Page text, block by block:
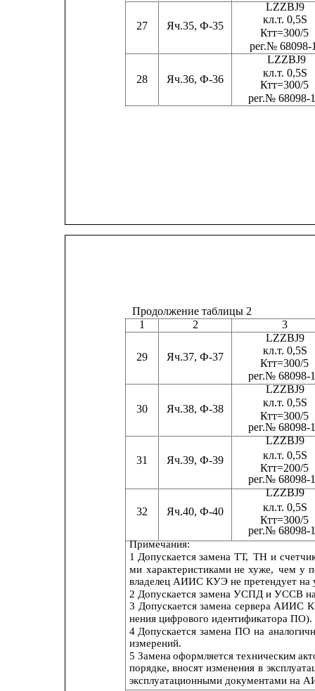
LZZBJ9
27
Яч.35, Ф-35
кл.т. 0,5S
Ктт=300/5
рег.№ 68098-
LZZBJ9
28
Яч.36, Ф-36
кл.т. 0,5S
Ктт=300/5
рег.№ 68098-
кл.т. 0,5S
Ктт=300/5
кл.т. 0,5S
Ктт=300/5
кл.т. 0,5S
Ктт=200/5
кл.т. 0,5S
Ктт=300/5
Продолжение таблицы 2
1
2
3
29
Яч.37, Ф-37
рег.№ 68098-
30
Яч.38, Ф-38
рег.№ 68098-
31
Яч.39, Ф-39
рег.№ 68098-
32
Яч.40, Ф-40
рег.№ 68098-
Примечания:
1 Допускается замена ТТ, ТН и
ми характеристиками не хуже, чем у
владелец АИИС КУЭ не претендует на
2 Допускается замена УСПД и УССВ
3 Допускается замена сервера АИИС
нения цифрового идентификатора ПО).
4 Допускается замена ПО на
измерений.
5 Замена оформляется техническим
порядке, вносят изменения в
эксплуатационными документами на